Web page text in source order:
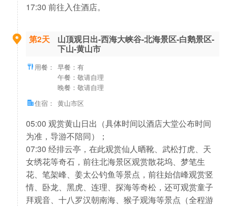
17:30 前往入住酒店。
第2天
山顶观日出-西海大峡谷-北海景区-白鹅景区-
下山-黄山市
用餐： 早餐：有
午餐：敬请自理
晚餐：敬请自理
住宿： 黄山市区
05:00 观赏黄山日出（具体时间以酒店大堂公布时间
为准，导游不陪同）；
07:30 经排云亭，在此观赏仙人晒靴、武松打虎、天
女绣花等奇石，前往北海景区观赏散花坞、梦笔生
花、笔架峰、姜太公钓鱼等景点，前往始信峰观赏竖
情、卧龙、黑虎、连理、探海等奇松，还可观赏童子
拜观音、十八罗汉朝南海、猴子观海等景点（全程游